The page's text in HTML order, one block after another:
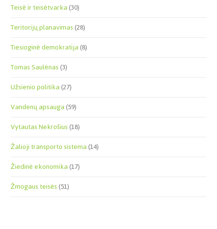
Teisė ir teisėtvarka(30)
Teritorijų planavimas(28)
Tiesioginė demokratija(8)
Tomas Saulėnas(3)
Užsienio politika(27)
Vandenų apsauga(59)
Vytautas Nekrošius(18)
Žalioji transporto sistema(14)
Žiedinė ekonomika(17)
Žmogaus teisės(51)